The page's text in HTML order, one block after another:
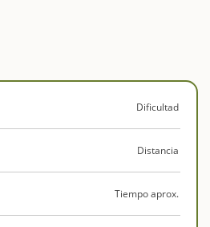
Dificultad
Distancia
Tiempo aprox.